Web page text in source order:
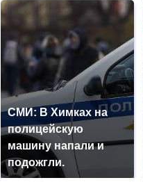
СМИ: В Химках на
полицейскую
машину напали и
подожгли.